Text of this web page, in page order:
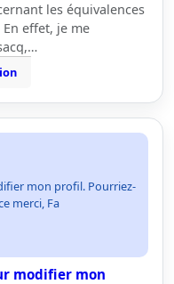
les équivalences
effet, je me
mon profil. Pourriez-
merci, Fa
modifier mon